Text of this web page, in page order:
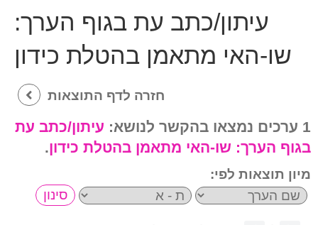
עיתון/כתב עת בגוף הערך:
שו-האי מתאמן בהטלת כידון
חזרה לדף התוצאות
1 ערכים נמצאו בהקשר לנושא:
עיתון/כתב עת
בגוף הערך: שו-האי מתאמן בהטלת כידון.
מיון תוצאות לפי: